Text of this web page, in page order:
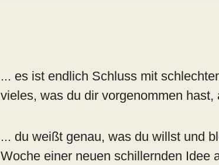
... es ist endlich Schluss mit
vieles, was du dir vorgenommen
... du weißt genau, was du willst und
Woche einer neuen schillernden Idee